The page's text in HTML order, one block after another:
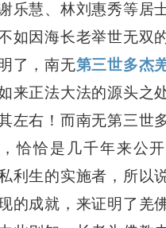
乐慧、林刘惠秀等居
如因海长老举世无双
了，南无第三世多杰
来正法大法的源头之
左右！而南无第三世
恰恰是几千年来公
利生的实施者，所以
的成就，来证明了羌